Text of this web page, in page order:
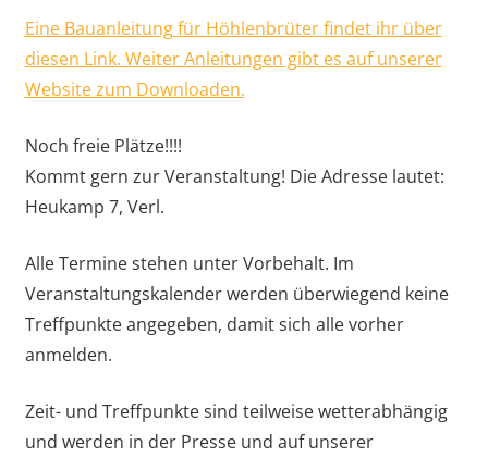
Eine Bauanleitung für Höhlenbrüter findet ihr über
diesen Link. Weiter Anleitungen gibt es auf unserer
Website zum Downloaden.
Noch freie Plätze!!!!
Kommt gern zur Veranstaltung! Die Adresse lautet:
Heukamp 7, Verl.
Alle Termine stehen unter Vorbehalt. Im
Veranstaltungskalender werden überwiegend keine
Treffpunkte angegeben, damit sich alle vorher
anmelden.
Zeit- und Treffpunkte sind teilweise wetterabhängig
und werden in der Presse und auf unserer